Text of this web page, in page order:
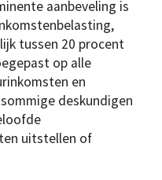
aanbeveling is
tussen 20 procent
op alle
en
deskundigen
uitstellen of